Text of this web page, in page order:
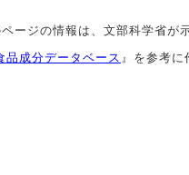
ページの情報は、文部科学省が
品成分データベース』を参考に